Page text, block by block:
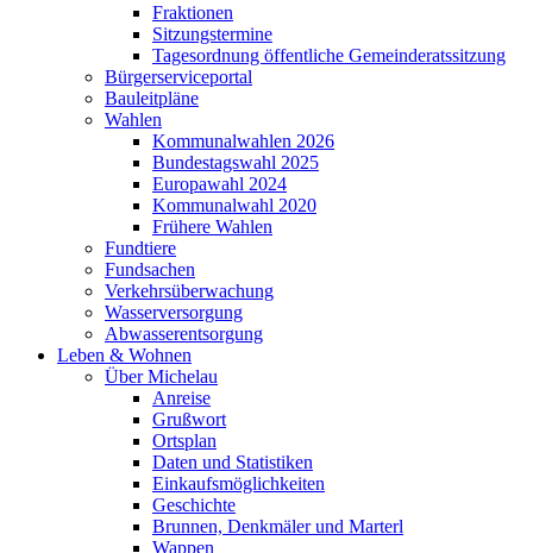
Fraktionen
Sitzungstermine
Tagesordnung öffentliche Gemeinderatssitzung
Bürgerserviceportal
Bauleitpläne
Wahlen
Kommunalwahlen 2026
Bundestagswahl 2025
Europawahl 2024
Kommunalwahl 2020
Frühere Wahlen
Fundtiere
Fundsachen
Verkehrsüberwachung
Wasserversorgung
Abwasserentsorgung
Leben & Wohnen
Über Michelau
Anreise
Grußwort
Ortsplan
Daten und Statistiken
Einkaufsmöglichkeiten
Geschichte
Brunnen, Denkmäler und Marterl
Wappen